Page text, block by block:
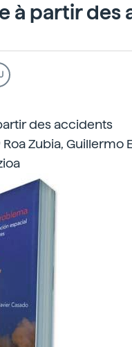
à partir des
des accidents
Roa Zubia, Guillermo